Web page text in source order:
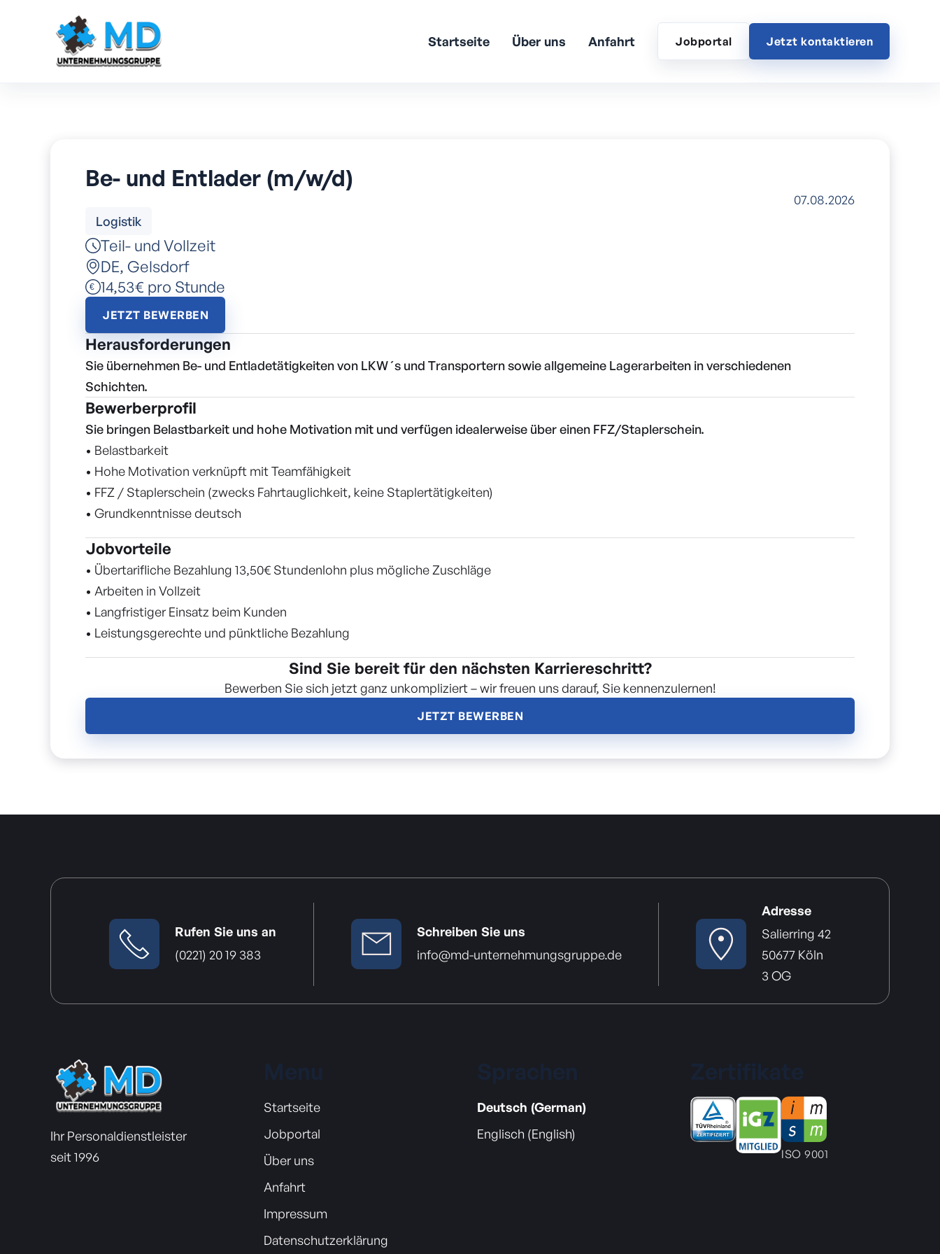
Startseite Über uns Anfahrt Jobportal Jetzt kontaktieren
Be- und Entlader (m/w/d)
07.08.2026
Logistik
Teil- und Vollzeit
DE, Gelsdorf
14,53€ pro Stunde
JETZT BEWERBEN
Herausforderungen
Sie übernehmen Be- und Entladetätigkeiten von LKW´s und Transportern sowie allgemeine Lagerarbeiten in verschiedenen
Schichten.
Bewerberprofil
Sie bringen Belastbarkeit und hohe Motivation mit und verfügen idealerweise über einen FFZ/Staplerschein.
• Belastbarkeit
• Hohe Motivation verknüpft mit Teamfähigkeit
• FFZ / Staplerschein (zwecks Fahrtauglichkeit, keine Staplertätigkeiten)
• Grundkenntnisse deutsch
Jobvorteile
• Übertarifliche Bezahlung 13,50€ Stundenlohn plus mögliche Zuschläge
• Arbeiten in Vollzeit
• Langfristiger Einsatz beim Kunden
• Leistungsgerechte und pünktliche Bezahlung
Sind Sie bereit für den nächsten Karriereschritt?
Bewerben Sie sich jetzt ganz unkompliziert – wir freuen uns darauf, Sie kennenzulernen!
JETZT BEWERBEN
Rufen Sie uns an
(0221) 20 19 383
Schreiben Sie uns
info@md-unternehmungsgruppe.de
Adresse
Salierring 42
50677 Köln
3 OG
Ihr Personaldienstleister
seit 1996
Startseite
Jobportal
Über uns
Anfahrt
Impressum
Datenschutzerklärung
Deutsch (German)
Englisch (English)
ISO 9001